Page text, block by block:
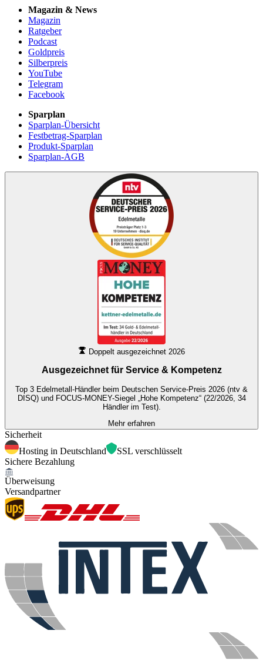
Magazin & News
Magazin
Ratgeber
Podcast
Goldpreis
Silberpreis
YouTube
Telegram
Facebook
Sparplan
Sparplan-Übersicht
Festbetrag-Sparplan
Produkt-Sparplan
Sparplan-AGB
Doppelt ausgezeichnet 2026
Ausgezeichnet für Service & Kompetenz
Top 3 Edelmetall-Händler beim Deutschen Service-Preis 2026 (ntv &
DISQ) und FOCUS-MONEY-Siegel „Hohe Kompetenz“ (22/2026, 34
Händler im Test).
Mehr erfahren
Sicherheit
Hosting in Deutschland
SSL verschlüsselt
Sichere Bezahlung
Überweisung
Versandpartner